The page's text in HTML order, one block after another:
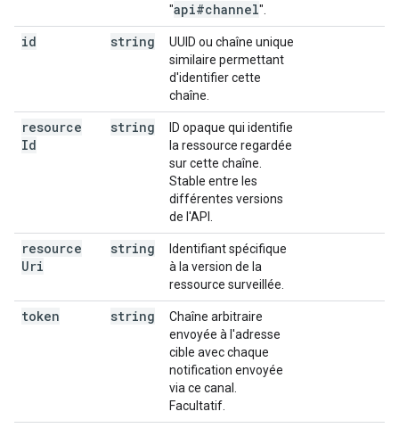
"api#channel".
id string
UUID ou chaîne unique
similaire permettant
d'identifier cette
chaîne.
resource
Id
string
ID opaque qui identifie
la ressource regardée
sur cette chaîne.
Stable entre les
différentes versions
de l'API.
resource
Uri
string
Identifiant spécifique
à la version de la
ressource surveillée.
token string
Chaîne arbitraire
envoyée à l'adresse
cible avec chaque
notification envoyée
via ce canal.
Facultatif.